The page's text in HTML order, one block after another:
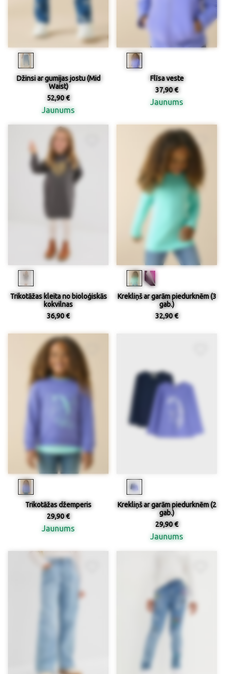
Džinsi ar gumijas jostu (Mid
Waist)
52,90 €
Jaunums
Flīsa veste
37,90 €
Jaunums
Trikotāžas kleita no bioloģiskās
kokvilnas
36,90 €
Krekliņš ar garām piedurknēm (3
gab.)
32,90 €
Trikotāžas džemperis
29,90 €
Jaunums
Krekliņš ar garām piedurknēm (2
gab.)
29,90 €
Jaunums